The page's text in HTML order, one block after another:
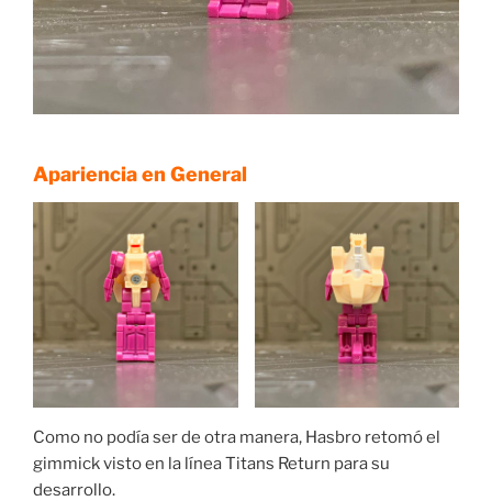
Apariencia en General
Como no podía ser de otra manera, Hasbro retomó el
gimmick visto en la línea Titans Return para su
desarrollo.